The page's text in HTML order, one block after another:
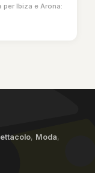
Ibiza e Arona:
, Moda,